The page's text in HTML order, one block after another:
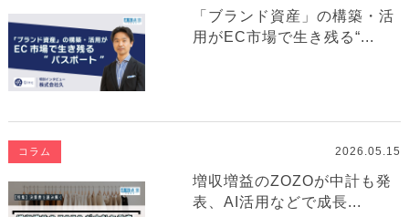
「ブランド資産」の構築・活
用がEC市場で生き残る“...
コラム 2026.05.15
増収増益のZOZOが中計も発
表、AI活用などで成長...